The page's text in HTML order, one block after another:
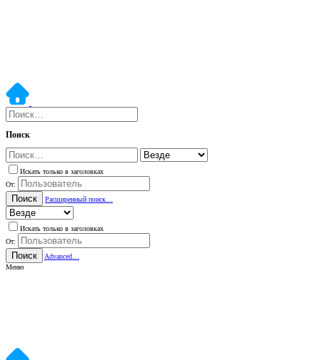
Поиск
Искать только в заголовках
От:
Поиск Расширенный поиск…
Искать только в заголовках
От:
Поиск
Advanced…
Меню